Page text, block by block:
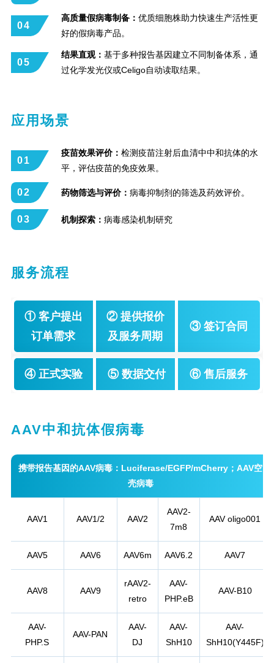
04
高质量假病毒制备： 优质细胞株助力快速生产活性更
好的假病毒产品。
05
结果直观： 基于多种报告基因建立不同制备体系，通
过化学发光仪或Celigo自动读取结果。
应用场景
01
疫苗效果评价： 检测疫苗注射后血清中中和抗体的水
平，评估疫苗的免疫效果。
02 药物筛选与评价： 病毒抑制剂的筛选及药效评价。
03 机制探索： 病毒感染机制研究
服务流程
① 客户提出
订单需求
② 提供报价
及服务周期
③签订合同
④ 正式实验 ⑤数据交付 ⑥售后服务
AAV中和抗体假病毒
携带报告基因的AAV病毒：Luciferase/EGFP/mCherry；AAV空
壳病毒
AAV1 AAV1/2 AAV2
AAV2-
7m8
AAV oligo001
AAV5 AAV6 AAV6m AAV6.2 AAV7
AAV8 AAV9
rAAV2-
retro
AAV-
PHP.eB
AAV-B10
AAV-
PHP.S
AAV-PAN
AAV-
DJ
AAV-
ShH10
AAV-
ShH10(Y445F)